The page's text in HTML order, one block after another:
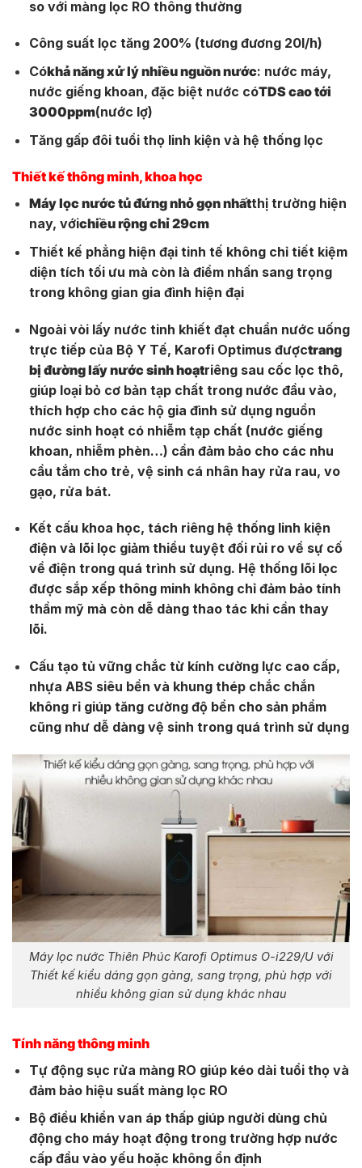
so với màng lọc RO thông thường
Công suất lọc tăng 200% (tương đương 20l/h)
Cókhả năng xử lý nhiều nguồn nước: nước máy,
nước giếng khoan, đặc biệt nước cóTDS cao tới
3000ppm(nước lợ)
Tăng gấp đôi tuổi thọ linh kiện và hệ thống lọc
Thiết kế thông minh, khoa học
Máy lọc nước tủ đứng nhỏ gọn nhấtthị trường hiện
nay, vớichiều rộng chỉ 29cm
Thiết kế phẳng hiện đại tinh tế không chỉ tiết kiệm
diện tích tối ưu mà còn là điểm nhấn sang trọng
trong không gian gia đình hiện đại
Ngoài vòi lấy nước tinh khiết đạt chuẩn nước uống
trực tiếp của Bộ Y Tế, Karofi Optimus đượctrang
bị đường lấy nước sinh hoạtriêng sau cốc lọc thô,
giúp loại bỏ cơ bản tạp chất trong nước đầu vào,
thích hợp cho các hộ gia đình sử dụng nguồn
nước sinh hoạt có nhiễm tạp chất (nước giếng
khoan, nhiễm phèn…) cần đảm bảo cho các nhu
cầu tắm cho trẻ, vệ sinh cá nhân hay rửa rau, vo
gạo, rửa bát.
Kết cấu khoa học, tách riêng hệ thống linh kiện
điện và lõi lọc giảm thiểu tuyệt đối rủi ro về sự cố
về điện trong quá trình sử dụng. Hệ thống lõi lọc
được sắp xếp thông minh không chỉ đảm bảo tính
thầm mỹ mà còn dễ dàng thao tác khi cần thay
lõi.
Cấu tạo tủ vững chắc từ kính cường lực cao cấp,
nhựa ABS siêu bền và khung thép chắc chắn
không rỉ giúp tăng cường độ bền cho sản phẩm
cũng như dễ dàng vệ sinh trong quá trình sử dụng
Máy lọc nước Thiên Phúc Karofi Optimus O-i229/U với
Thiết kế kiểu dáng gọn gàng, sang trọng, phù hợp với
nhiều không gian sử dụng khác nhau
Tính năng thông minh
Tự động sục rửa màng RO giúp kéo dài tuổi thọ và
đảm bảo hiệu suất màng lọc RO
Bộ điều khiển van áp thấp giúp người dùng chủ
động cho máy hoạt động trong trường hợp nước
cấp đầu vào yếu hoặc không ổn định